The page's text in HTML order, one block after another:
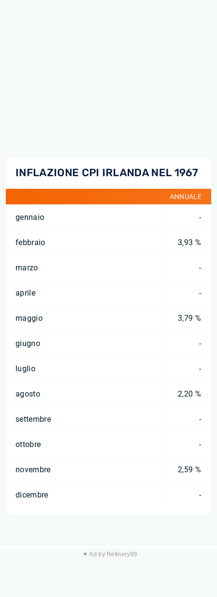
INFLAZIONE CPI IRLANDA NEL 1967
ANNUALE
gennaio -
febbraio 3,93 %
marzo -
aprile -
maggio 3,79 %
giugno -
luglio -
agosto 2,20 %
settembre -
ottobre -
novembre 2,59 %
dicembre -
▼ Ad by Refinery89